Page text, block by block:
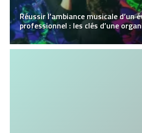
Réussir l’ambiance musicale d’un
professionnel : les clés d’une